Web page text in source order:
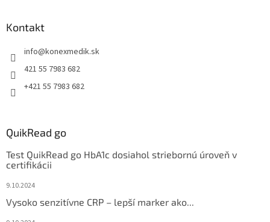
Kontakt
info@konexmedik.sk
421 55 7983 682
+421 55 7983 682
QuikRead go
Test QuikRead go HbA1c dosiahol striebornú úroveň v
certifikácii
9.10.2024
Vysoko senzitívne CRP – lepší marker ako...